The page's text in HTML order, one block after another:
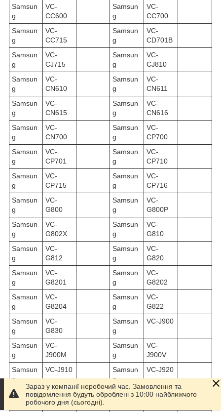
Samsun
g
VC-
CC600
Samsun
g
VC-
CC700
Samsun
g
VC-
CC715
Samsun
g
VC-
CD701B
Samsun
g
VC-
CJ715
Samsun
g
VC-
CJ810
Samsun
g
VC-
CN610
Samsun
g
VC-
CN611
Samsun
g
VC-
CN615
Samsun
g
VC-
CN616
Samsun
g
VC-
CN700
Samsun
g
VC-
CP700
Samsun
g
VC-
CP701
Samsun
g
VC-
CP710
Samsun
g
VC-
CP715
Samsun
g
VC-
CP716
Samsun
g
VC-
G800
Samsun
g
VC-
G800P
Samsun
g
VC-
G802X
Samsun
g
VC-
G810
Samsun
g
VC-
G812
Samsun
g
VC-
G820
Samsun
g
VC-
G8201
Samsun
g
VC-
G8202
Samsun
g
VC-
G8204
Samsun
g
VC-
G822
Samsun
g
VC-
G830
Samsun
g
VC-J900
Samsun
g
VC-
J900M
Samsun
g
VC-
J900V
Samsun
g
VC-J910
Samsun
g
VC-J920
Samsun
VC-J930
Samsun
VC-J931
Зараз у компанії неробочий час. Замовлення та
повідомлення будуть оброблені з 10:00 найближчого
робочого дня (сьогодні).